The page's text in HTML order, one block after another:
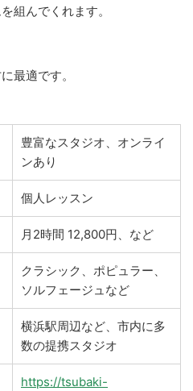
組んでくれます。
最適です。
豊富なスタジオ、オンライ
ンあり
個人レッスン
月2時間 12,800円、など
クラシック、ポピュラー、
ソルフェージュなど
横浜駅周辺など、市内に多
数の提携スタジオ
https://tsubaki-